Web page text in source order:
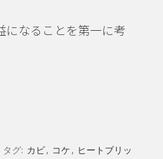
になることを第一に考
タグ: カビ コケ
ヒートブリッ